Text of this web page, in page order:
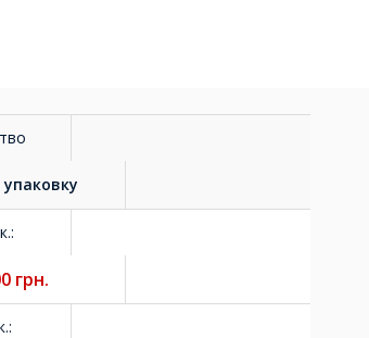
упаковку
:
грн.
: